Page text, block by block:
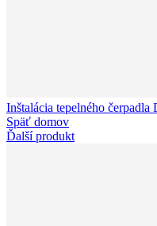
Inštalácia tepelného
Späť domov
Ďalší produkt